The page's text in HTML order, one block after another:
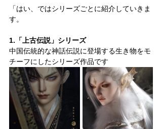
「はい、ではシリーズごとに紹介していきま
す。
1.「上古伝説」シリーズ
中国伝統的な神話伝説に登場する生き物をモ
チーフにしたシリーズ作品です